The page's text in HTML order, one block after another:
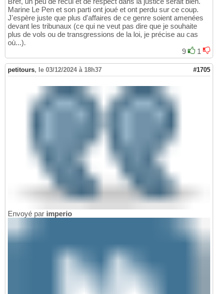
Marine Le Pen et son parti ont joué et ont perdu sur ce coup.
J'espère juste que plus d'affaires de ce genre soient amenées
devant les tribunaux (ce qui ne veut pas dire que je souhaite
plus de vols ou de transgressions de la loi, je précise au cas
où...).
9
1
petitours, le 03/12/2024 à 18h37 #1705
Envoyé par imperio